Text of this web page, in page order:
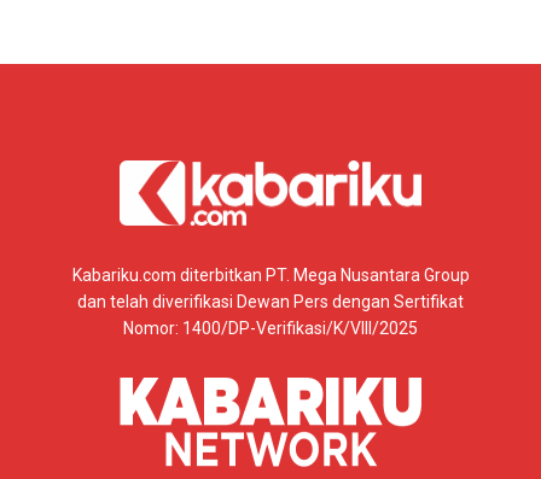
Kabariku.com diterbitkan PT. Mega Nusantara Group
dan telah diverifikasi Dewan Pers dengan Sertifikat
Nomor: 1400/DP-Verifikasi/K/VIII/2025